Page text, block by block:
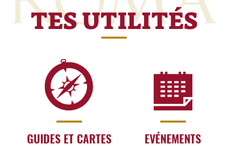
TES UTILITÉS
GUIDES ET CARTES EVÉNEMENTS